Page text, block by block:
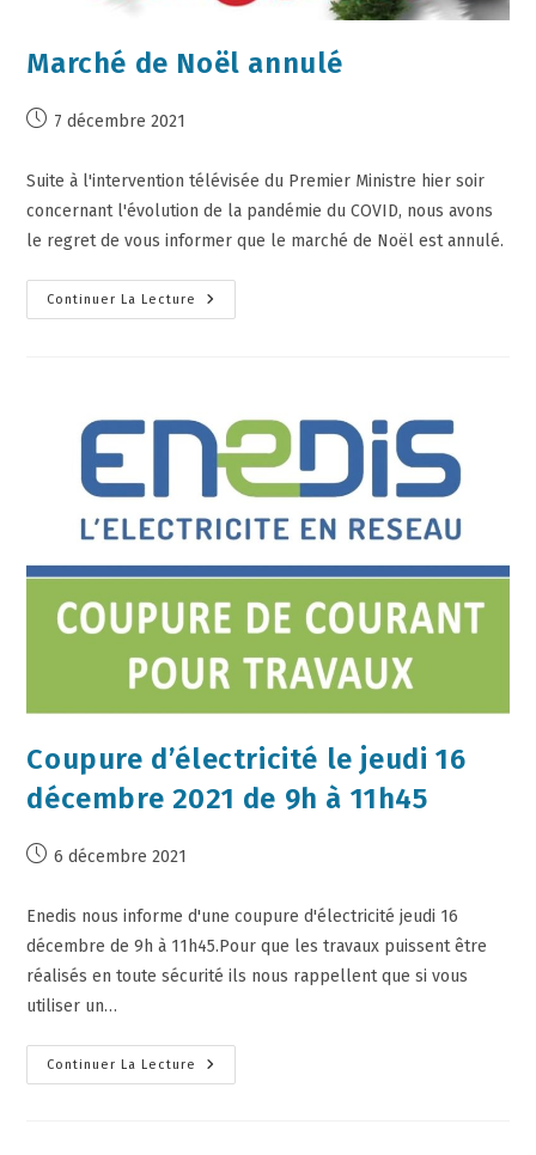
Marché de Noël annulé
7 décembre 2021
Suite à l'intervention télévisée du Premier Ministre hier soir
concernant l'évolution de la pandémie du COVID, nous avons
le regret de vous informer que le marché de Noël est annulé.
Continuer La Lecture
Coupure d’électricité le jeudi 16
décembre 2021 de 9h à 11h45
6 décembre 2021
Enedis nous informe d'une coupure d'électricité jeudi 16
décembre de 9h à 11h45.Pour que les travaux puissent être
réalisés en toute sécurité ils nous rappellent que si vous
utiliser un…
Continuer La Lecture